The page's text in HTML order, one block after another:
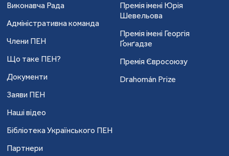
Виконавча Рада
Адміністративна команда
Члени ПЕН
Що таке ПЕН?
Документи
Заяви ПЕН
Наші відео
Бібліотека Українського ПЕН
Партнери
Премія імені Юрія
Шевельова
Премія імені Георгія
Ґонґадзе
Премія Євросоюзу
Drahomán Prize